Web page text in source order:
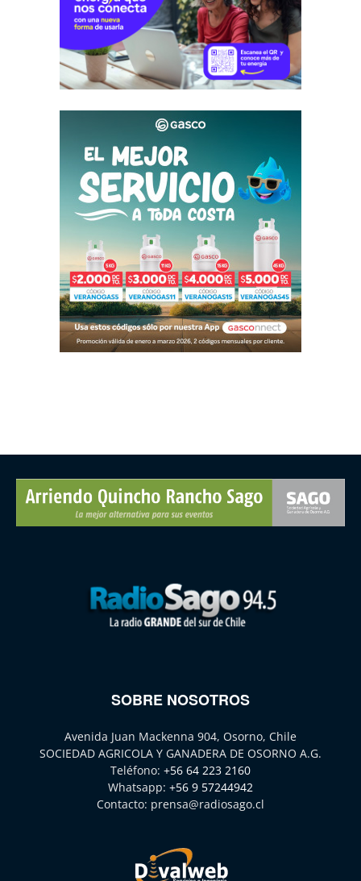
SOBRE NOSOTROS
Avenida Juan Mackenna 904, Osorno, Chile
SOCIEDAD AGRICOLA Y GANADERA DE OSORNO A.G.
Teléfono: +56 64 223 2160
Whatsapp: +56 9 57244942
Contacto: prensa@radiosago.cl